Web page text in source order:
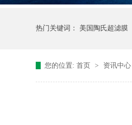
热门关键词： 美国陶氏超滤膜
您的位置: 首页 > 资讯中心